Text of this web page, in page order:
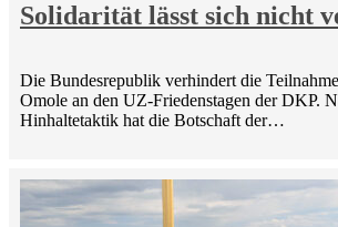
Solidarität lässt sich nicht
Die Bundesrepublik verhindert die
Omole an den UZ-Friedenstagen der DKP.
Hinhaltetaktik hat die Botschaft der…